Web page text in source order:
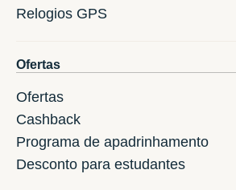
Relogios GPS
Ofertas
Ofertas
Cashback
Programa de apadrinhamento
Desconto para estudantes